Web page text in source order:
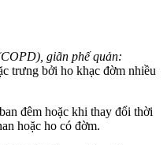
giãn phế quản:
trưng bởi ho khạc đờm nhiều
đêm hoặc khi thay đổi thời
hoặc ho có đờm.